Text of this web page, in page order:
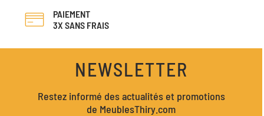
PAIEMENT
3X SANS FRAIS
NEWSLETTER
Restez informé des actualités et promotions
de MeublesThiry.com